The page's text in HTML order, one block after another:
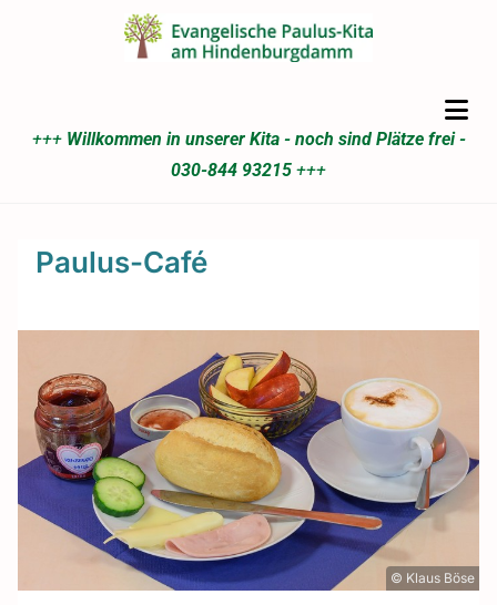
+++ Willkommen in unserer Kita - noch sind Plätze frei -
030-844 93215 +++
Paulus-Café
© Klaus Böse